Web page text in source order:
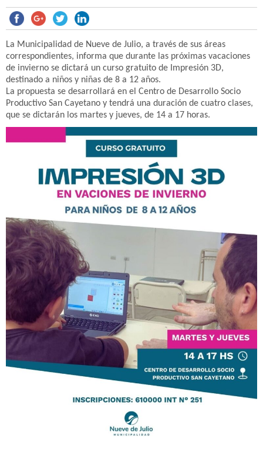
La Municipalidad de Nueve de Julio, a través de sus áreas
correspondientes, informa que durante las próximas vacaciones
de invierno se dictará un curso gratuito de Impresión 3D,
destinado a niños y niñas de 8 a 12 años.
La propuesta se desarrollará en el Centro de Desarrollo Socio
Productivo San Cayetano y tendrá una duración de cuatro clases,
que se dictarán los martes y jueves, de 14 a 17 horas.